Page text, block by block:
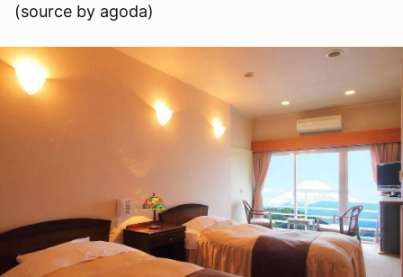
(source by agoda)